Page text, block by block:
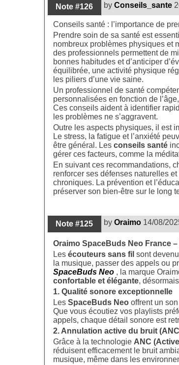
Note #126 by Conseils_sante
Conseils santé : l’importance de
Prendre soin de sa santé est
nombreux problèmes physiques et
des professionnels permettent de
bonnes habitudes et d’anticiper
équilibrée, une activité physique
les piliers d’une vie saine.
Un professionnel de santé
personnalisées en fonction de
Ces conseils aident à identifier
les problèmes ne s’aggravent.
Outre les aspects physiques, il est
Le stress, la fatigue et l’anxiété
être général. Les conseils santé
gérer ces facteurs, comme la
En suivant ces recommandations,
renforcer ses défenses naturelles
chroniques. La prévention et
préserver son bien-être sur le long
Note #125 by Oraimo 14/08/
Oraimo SpaceBuds Neo France
Les écouteurs sans fil sont
la musique, passer des appels ou
SpaceBuds Neo , la marque
confortable et élégante,
1. Qualité sonore exceptionnelle
Les SpaceBuds Neooffrent un
Que vous écoutiez vos playlists
appels, chaque détail sonore est
2. Annulation active du bruit
Grâce à la technologie ANC
réduisent efficacement le bruit
musique, même dans les